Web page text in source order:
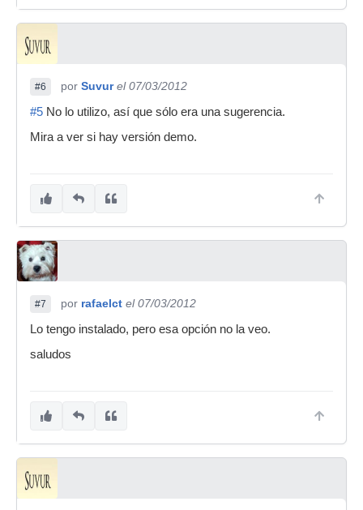
#6 por Suvur el 07/03/2012
#5 No lo utilizo, así que sólo era una sugerencia.
Mira a ver si hay versión demo.
#7 por rafaelct el 07/03/2012
Lo tengo instalado, pero esa opción no la veo.
saludos